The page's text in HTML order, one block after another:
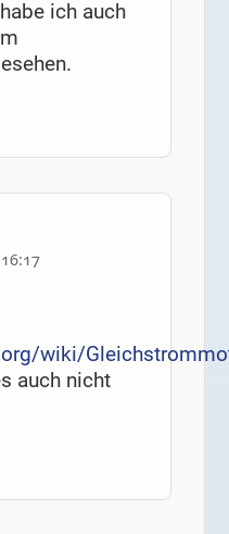
ich auch
wiki/
auch nicht